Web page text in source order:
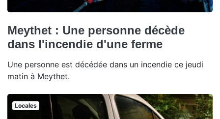
Meythet : Une personne décède
dans l'incendie d'une ferme
Une personne est décédée dans un incendie ce jeudi
matin à Meythet.
Locales